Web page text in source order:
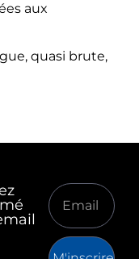
aux
quasi brute,